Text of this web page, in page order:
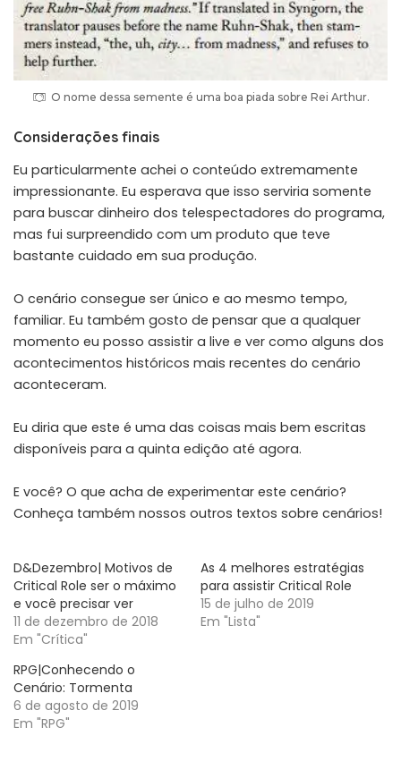
O nome dessa semente é uma boa piada sobre Rei Arthur.
Considerações finais
Eu particularmente achei o conteúdo extremamente
impressionante. Eu esperava que isso serviria somente
para buscar dinheiro dos telespectadores do programa,
mas fui surpreendido com um produto que teve
bastante cuidado em sua produção.
O cenário consegue ser único e ao mesmo tempo,
familiar. Eu também gosto de pensar que a qualquer
momento eu posso assistir a live e ver como alguns dos
acontecimentos históricos mais recentes do cenário
aconteceram.
Eu diria que este é uma das coisas mais bem escritas
disponíveis para a quinta edição até agora.
E você? O que acha de experimentar este cenário?
Conheça também nossos outros textos sobre cenários!
D&Dezembro| Motivos de
Critical Role ser o máximo
e você precisar ver
11 de dezembro de 2018
Em "Crítica"
As 4 melhores estratégias
para assistir Critical Role
15 de julho de 2019
Em "Lista"
RPG|Conhecendo o
Cenário: Tormenta
6 de agosto de 2019
Em "RPG"